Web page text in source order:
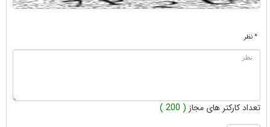
* نظر
تعداد کارکتر های مجاز ( 200 )